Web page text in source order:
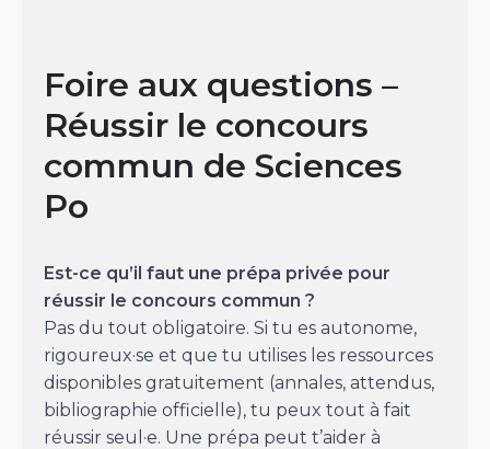
Foire aux questions –
Réussir le concours
commun de Sciences
Po
Est-ce qu’il faut une prépa privée pour
réussir le concours commun ?
Pas du tout obligatoire. Si tu es autonome,
rigoureux·se et que tu utilises les ressources
disponibles gratuitement (annales, attendus,
bibliographie officielle), tu peux tout à fait
réussir seul·e. Une prépa peut t’aider à